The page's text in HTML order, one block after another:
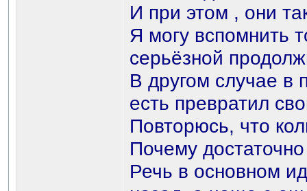
И при этом , они
Я могу вспомнить
серьёзной
В другом случае в
есть превратил
Повторюсь, что
Почему
Речь в основном